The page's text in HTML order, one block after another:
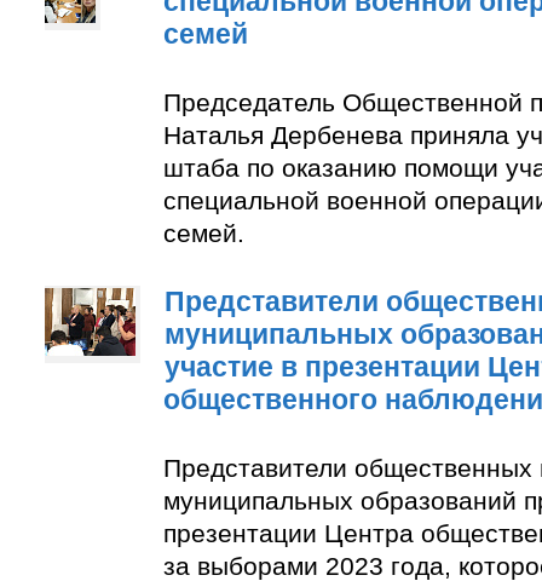
семей
Председатель Общественной
Наталья Дербенева приняла
штаба по оказанию помощи
специальной военной
семей.
Представители
муниципальных
участие в презентации
общественного
Представители общественных
муниципальных образований
презентации Центра
за выборами 2023 года,